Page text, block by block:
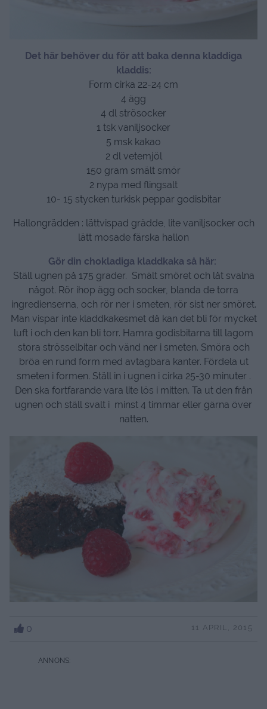
Det här behöver du för att baka denna kladdiga
kladdis:
Form cirka 22-24 cm
4 ägg
4 dl strösocker
1 tsk vaniljsocker
5 msk kakao
2 dl vetemjöl
150 gram smält smör
2 nypa med flingsalt
10- 15 stycken turkisk peppar godisbitar
Hallongrädden : lättvispad grädde, lite vaniljsocker och
lätt mosade färska hallon
Gör din chokladiga kladdkaka så här:
Ställ ugnen på 175 grader. Smält smöret och låt svalna
något. Rör ihop ägg och socker, blanda de torra
ingredienserna, och rör ner i smeten, rör sist ner smöret.
Man vispar inte kladdkakesmet då kan det bli för mycket
luft i och den kan bli torr. Hamra godisbitarna till lagom
stora strösselbitar och vänd ner i smeten. Smöra och
bröa en rund form med avtagbara kanter. Fördela ut
smeten i formen. Ställ in i ugnen i cirka 25-30 minuter .
Den ska fortfarande vara lite lös i mitten. Ta ut den från
ugnen och ställ svalt i minst 4 timmar eller gärna över
natten.
0 11 APRIL, 2015